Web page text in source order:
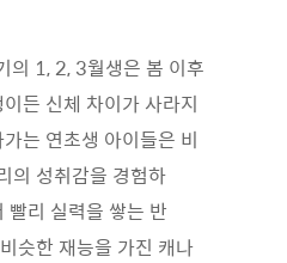
의 1, 2, 3월생은 봄 이후
든 신체 차이가 사라지
는 연초생 아이들은 비
의 성취감을 경험하
빨리 실력을 쌓는 반
슷한 재능을 가진 캐나